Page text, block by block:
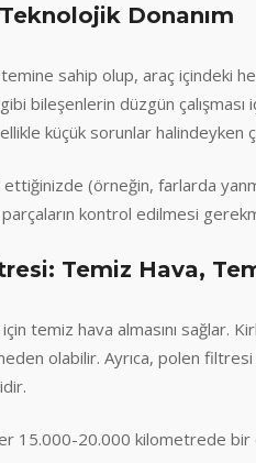
Donanım
sahip olup, araç içindeki
bileşenlerin düzgün
küçük sorunlar halindeyken
(örneğin, farlarda
parçaların kontrol edilmesi
Temiz Hava,
temiz hava almasını sağlar.
olabilir. Ayrıca, polen
15.000-20.000 kilometrede